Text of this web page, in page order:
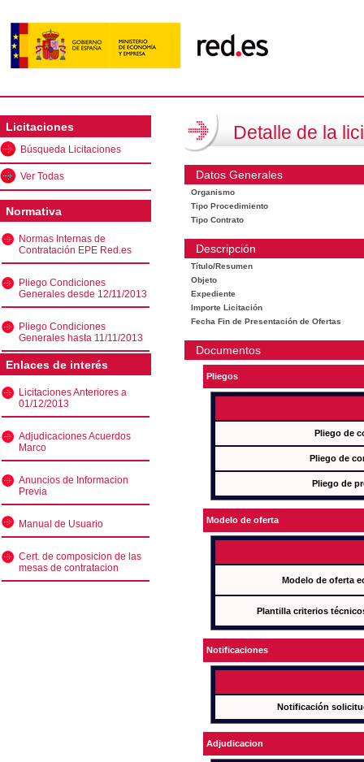
Licitaciones
Búsqueda Licitaciones
Ver Todas
Normativa
Normas Internas de
Contratación EPE Red.es
Pliego Condiciones
Generales desde 12/11/2013
Pliego Condiciones
Generales hasta 11/11/2013
Enlaces de interés
Licitaciones Anteriores a
01/12/2013
Adjudicaciones Acuerdos
Marco
Anuncios de Informacion
Previa
Manual de Usuario
Cert. de composicion de las
mesas de contratacion
Detalle de la
Datos Generales
Organismo
Tipo Procedimiento
Tipo Contrato
Descripción
Título/Resumen
Objeto
Expediente
Importe Licitación
Fecha Fin de Presentación de Ofertas
Documentos
Pliegos
Pliego de
Pliego de
Pliego de
Modelo de oferta
Modelo de oferta
Plantilla criterios
Notificaciones
Notificación
Adjudicacion